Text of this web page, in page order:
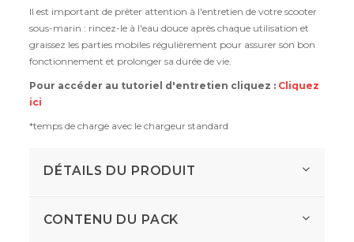
Il est important de prêter attention à l'entretien de votre scooter
sous-marin : rincez-le à l'eau douce après chaque utilisation et
graissez les parties mobiles régulièrement pour assurer son bon
fonctionnement et prolonger sa durée de vie.
Pour accéder au tutoriel d'entretien cliquez : Cliquez
ici
*temps de charge avec le chargeur standard
DÉTAILS DU PRODUIT
CONTENU DU PACK